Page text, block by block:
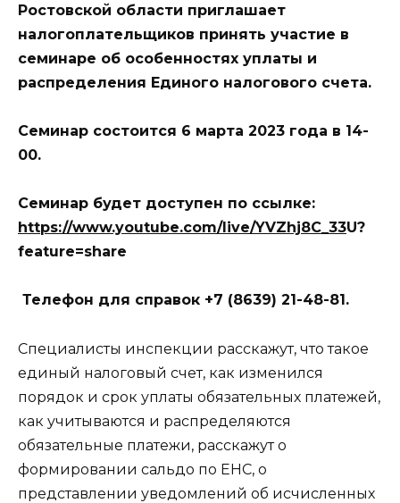
Ростовской области приглашает
налогоплательщиков принять участие в
семинаре об особенностях уплаты и
распределения Единого налогового счета.
Семинар состоится 6 марта 2023 года в 14-
00.
Семинар будет доступен по ссылке:
https://www.youtube.com/live/YVZhj8C_33U?
feature=share
Телефон для справок +7 (8639) 21-48-81.
Специалисты инспекции расскажут, что такое
единый налоговый счет, как изменился
порядок и срок уплаты обязательных платежей,
как учитываются и распределяются
обязательные платежи, расскажут о
формировании сальдо по ЕНС, о
представлении уведомлений об исчисленных